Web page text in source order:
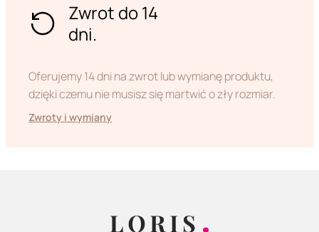
Zwrot do 14
dni.
Oferujemy 14 dni na zwrot lub wymianę produktu,
dzięki czemu nie musisz się martwić o zły rozmiar.
Zwroty i wymiany